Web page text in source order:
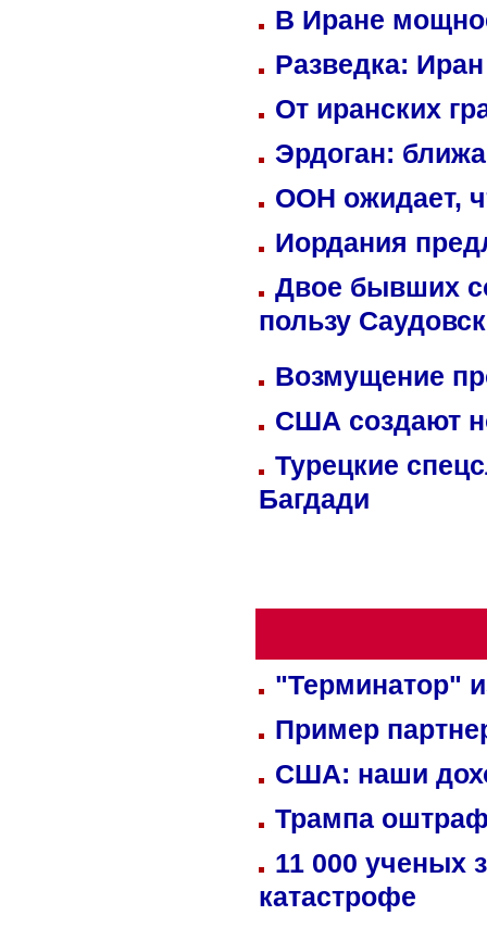
В Иране
Разведка:
От иранских
Эрдоган:
ООН ожидает,
Иордания
Двое бывших
пользу
Возмущение
США создают
Турецкие
Багдади
"Терминатор"
Пример
США: наши
Трампа
11 000 ученых
катастрофе